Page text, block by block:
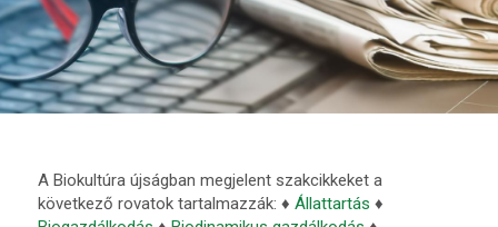
A Biokultúra újságban megjelent szakcikkeket a
következő rovatok tartalmazzák: ♦ Állattartás ♦